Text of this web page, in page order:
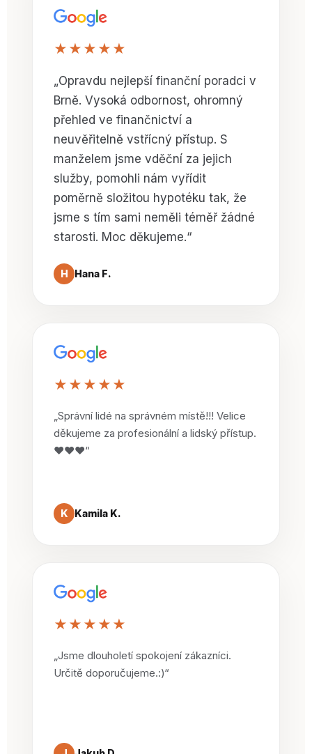
★★★★★
„Opravdu nejlepší finanční poradci v
Brně. Vysoká odbornost, ohromný
přehled ve finančnictví a
neuvěřitelně vstřícný přístup. S
manželem jsme vděční za jejich
služby, pomohli nám vyřídit
poměrně složitou hypotéku tak, že
jsme s tím sami neměli téměř žádné
starosti. Moc děkujeme.“
H Hana F.
★★★★★
„Správní lidé na správném místě!!! Velice
děkujeme za profesionální a lidský přístup.
❤️❤️❤️“
K Kamila K.
★★★★★
„Jsme dlouholetí spokojení zákazníci.
Určitě doporučujeme.:)“